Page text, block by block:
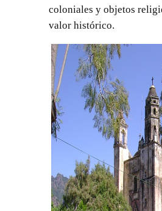
coloniales y objetos
valor histórico.